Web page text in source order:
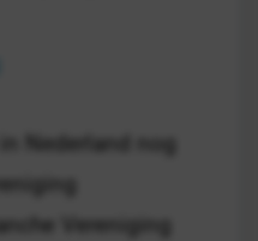
Nederland nog
Vereniging